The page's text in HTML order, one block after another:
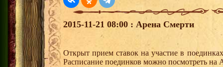
2015-11-21 08:00 : Арена Смерти
Открыт прием ставок на участие в
Расписание поединков можно посмотреть на